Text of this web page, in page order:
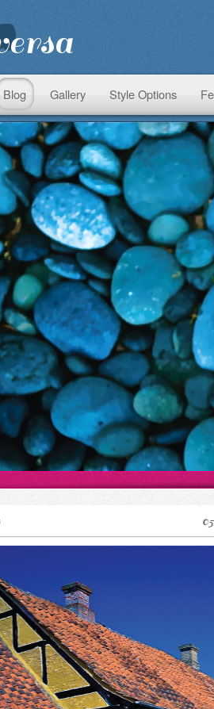
Blog Gallery Style Options